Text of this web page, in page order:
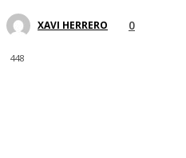
XAVI HERRERO 0
448